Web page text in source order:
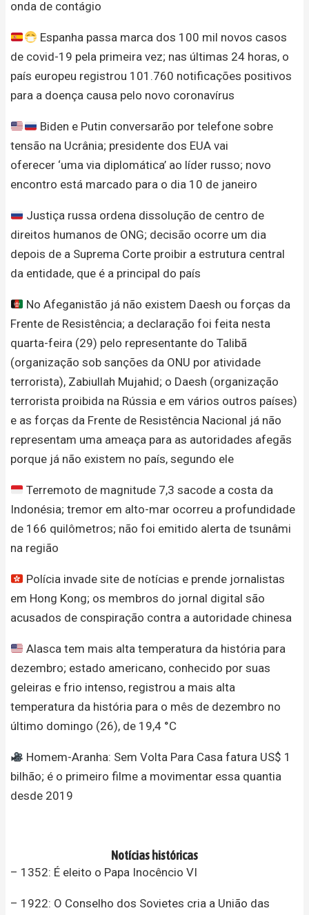
onda de contágio
Espanha passa marca dos 100 mil novos casos
de covid-19 pela primeira vez; nas últimas 24 horas, o
país europeu registrou 101.760 notificações positivos
para a doença causa pelo novo coronavírus
Biden e Putin conversarão por telefone sobre
tensão na Ucrânia; presidente dos EUA vai
oferecer ‘uma via diplomática’ ao líder russo; novo
encontro está marcado para o dia 10 de janeiro
Justiça russa ordena dissolução de centro de
direitos humanos de ONG; decisão ocorre um dia
depois de a Suprema Corte proibir a estrutura central
da entidade, que é a principal do país
No Afeganistão já não existem Daesh ou forças da
Frente de Resistência; a declaração foi feita nesta
quarta-feira (29) pelo representante do Talibã
(organização sob sanções da ONU por atividade
terrorista), Zabiullah Mujahid; o Daesh (organização
terrorista proibida na Rússia e em vários outros países)
e as forças da Frente de Resistência Nacional já não
representam uma ameaça para as autoridades afegãs
porque já não existem no país, segundo ele
Terremoto de magnitude 7,3 sacode a costa da
Indonésia; tremor em alto-mar ocorreu a profundidade
de 166 quilômetros; não foi emitido alerta de tsunâmi
na região
Polícia invade site de notícias e prende jornalistas
em Hong Kong; os membros do jornal digital são
acusados de conspiração contra a autoridade chinesa
Alasca tem mais alta temperatura da história para
dezembro; estado americano, conhecido por suas
geleiras e frio intenso, registrou a mais alta
temperatura da história para o mês de dezembro no
último domingo (26), de 19,4 °C
Homem-Aranha: Sem Volta Para Casa fatura US$ 1
bilhão; é o primeiro filme a movimentar essa quantia
desde 2019
Notícias históricas
– 1352: É eleito o Papa Inocêncio VI
– 1922: O Conselho dos Sovietes cria a União das